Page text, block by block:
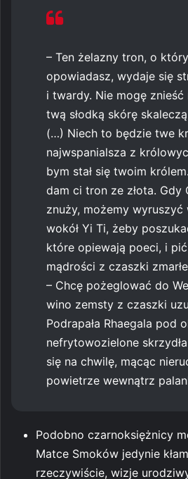
– Ten żelazny tron, o
opowiadasz, wydaje się
i twardy. Nie mogę
twą słodką skórę
(…) Niech to będzie twe
najwspanialsza z
bym stał się twoim
dam ci tron ze złota. Gdy
znuży, możemy wyruszyć
wokół Yi Ti, żeby
które opiewają poeci, i
mądrości z czaszki
– Chcę pożeglować do
wino zemsty z czaszki
Podrapała Rhaegala pod
nefrytowozielone
się na chwilę, mącąc
powietrze wewnątrz
Podobno czarnoksiężnicy
Matce Smoków jedynie
rzeczywiście, wizje